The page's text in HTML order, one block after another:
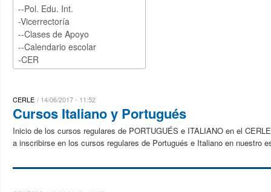
CERLE 14/06/2017 - 11:52
Cursos Italiano y Portugués
Inicio de los cursos regulares de PORTUGUÉS e ITALIANO en el
a inscribirse en los cursos regulares de Portugués e Italiano en nuestro